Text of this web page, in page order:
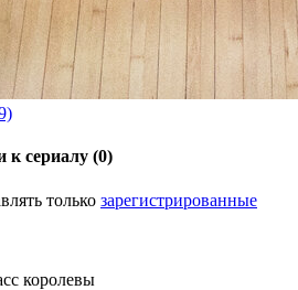
сериалу (0)
только зарегистрированные
королевы